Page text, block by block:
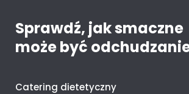
Sprawdź, jak smaczne
może być
Catering dietetyczny